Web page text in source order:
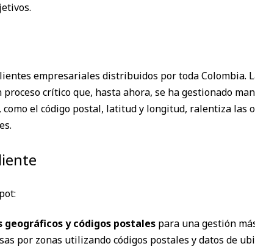
empresariales distribuidos por toda Colombia.
crítico que, hasta ahora, se ha gestionado
el código postal, latitud y longitud, ralentiza las
y códigos postales para una gestión
por zonas utilizando códigos postales y datos de